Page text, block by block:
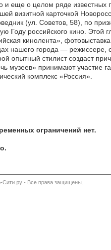
и еще о целом ряде известных
визитной карточкой
(ул. Советов, 58), по
Году российского кино. Этой
кинолента»,
нашего города — режиссере,
опытный стилист создаст
музеев» принимают
комплекс «Россия».
ограничений нет.
Сити.ру - Все права защищены.